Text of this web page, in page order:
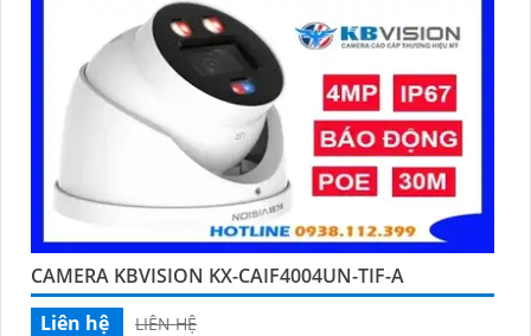
CAMERA KBVISION KX-CAIF4004UN-TIF-A
Liên hệ
LIÊN HỆ